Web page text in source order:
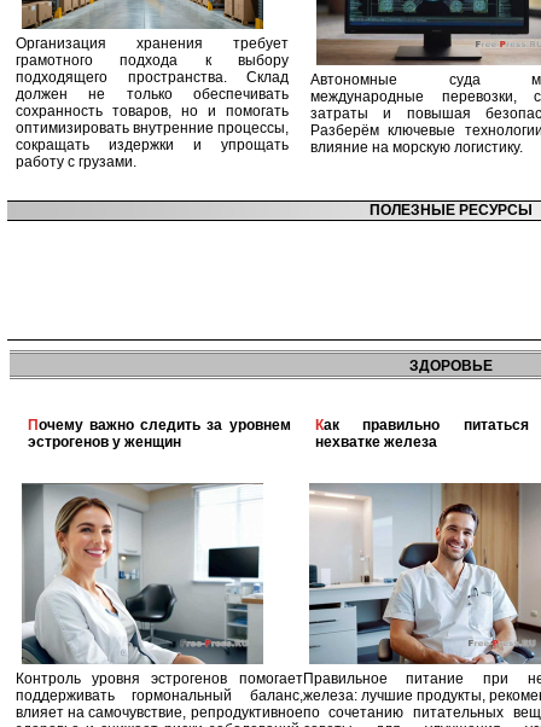
Организация хранения требует
грамотного подхода к выбору
подходящего пространства. Склад
должен не только обеспечивать
сохранность товаров, но и помогать
оптимизировать внутренние процессы,
сокращать издержки и упрощать
работу с грузами.
Автономные суда
международные перевозки,
затраты и повышая
Разберём ключевые
влияние на морскую логистику.
ПОЛЕЗНЫЕ РЕСУРСЫ
ЗДОРОВЬЕ
Почему важно следить за уровнем
эстрогенов у женщин
Контроль уровня эстрогенов помогает
поддерживать гормональный баланс,
влияет на самочувствие, репродуктивное
Как правильно питаться при
нехватке железа
Правильное питание при
железа: лучшие продукты,
по сочетанию питательных